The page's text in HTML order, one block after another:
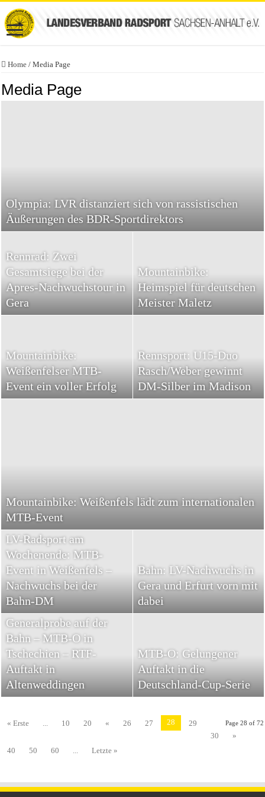
Home / Media Page
Media Page
Olympia: LVR distanziert sich von rassistischen
Äußerungen des BDR-Sportdirektors
Rennrad: Zwei
Gesamtsiege bei der
Apres-Nachwuchstour in
Gera
Mountainbike:
Heimspiel für deutschen
Meister Maletz
Mountainbike:
Weißenfelser MTB-
Event ein voller Erfolg
Rennsport: U15-Duo
Rasch/Weber gewinnt
DM-Silber im Madison
Mountainbike: Weißenfels lädt zum internationalen
MTB-Event
LV-Radsport am
Wochenende: MTB-
Event in Weißenfels –
Nachwuchs bei der
Bahn-DM
Bahn: LV-Nachwuchs in
Gera und Erfurt vorn mit
dabei
LV-Radsport am
Wochenende: DM-
Generalprobe auf der
Bahn – MTB-O in
Tschechien – RTF-
Auftakt in
Altenweddingen
MTB-O: Gelungener
Auftakt in die
Deutschland-Cup-Serie
Page 28 of 72
« Erste 10 20 « 26 27 28
29
30
»
40
50 60 Letzte »